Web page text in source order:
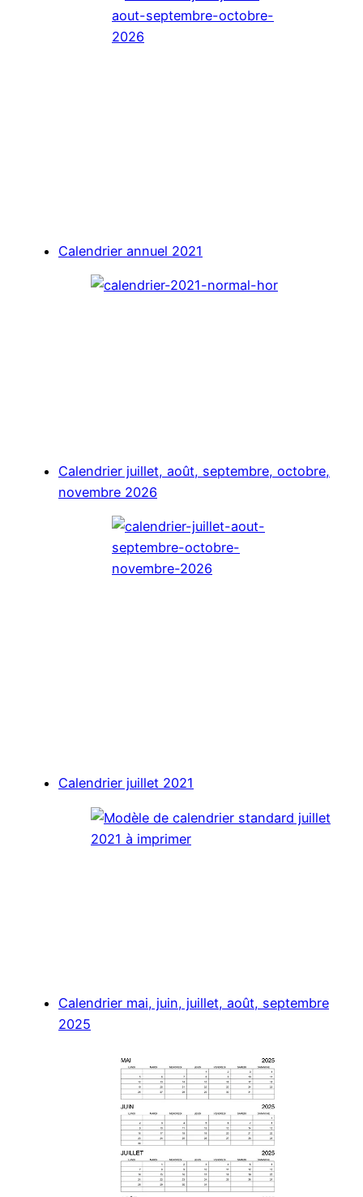
Calendrier annuel 2021
Calendrier juillet, août, septembre, octobre,
novembre 2026
Calendrier juillet 2021
Calendrier mai, juin, juillet, août, septembre
2025